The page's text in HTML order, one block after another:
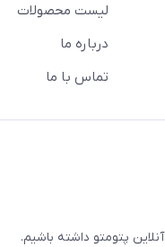
لیست محصولات
درباره ما
تماس با ما
پتومتو داشته باشیم.